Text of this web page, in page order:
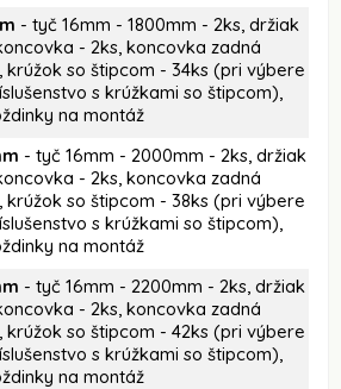
- tyč 16mm - 1800mm - 2ks, držiak
- 2ks, koncovka zadná
krúžok so štipcom - 34ks (pri výbere
s krúžkami so štipcom),
na montáž
- tyč 16mm - 2000mm - 2ks, držiak
- 2ks, koncovka zadná
krúžok so štipcom - 38ks (pri výbere
s krúžkami so štipcom),
na montáž
- tyč 16mm - 2200mm - 2ks, držiak
- 2ks, koncovka zadná
krúžok so štipcom - 42ks (pri výbere
s krúžkami so štipcom),
na montáž